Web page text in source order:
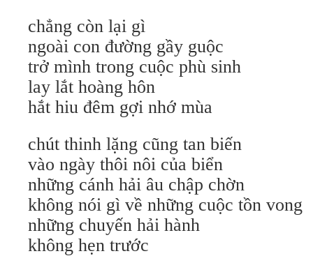
chẳng còn lại gì
ngoài con đường gầy guộc
trở mình trong cuộc phù sinh
lay lắt hoàng hôn
hắt hiu đêm gợi nhớ mùa
chút thinh lặng cũng tan biến
vào ngày thôi nôi của biển
những cánh hải âu chập chờn
không nói gì về những cuộc tồn vong
những chuyến hải hành
không hẹn trước